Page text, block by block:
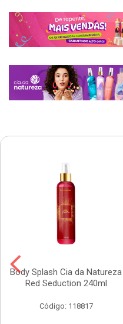
Body Splash Cia da Natureza
Red Seduction 240ml
Código: 118817